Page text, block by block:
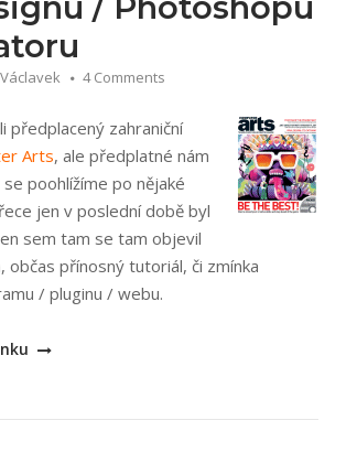
4 Comments
předplacený zahraniční
Arts, ale předplatné nám
poohlížíme po nějaké
jen v poslední době byl
sem tam se tam objevil
občas přínosný tutoriál, či zmínka
/ pluginu / webu.